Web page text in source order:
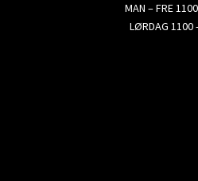
MAN – FRE
LØRDAG 1100